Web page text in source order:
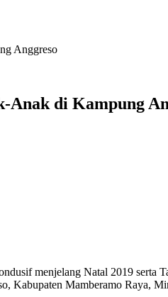
Anggreso
Anak di Kampung
menjelang Natal 2019
Kabupaten Mamberamo Raya,